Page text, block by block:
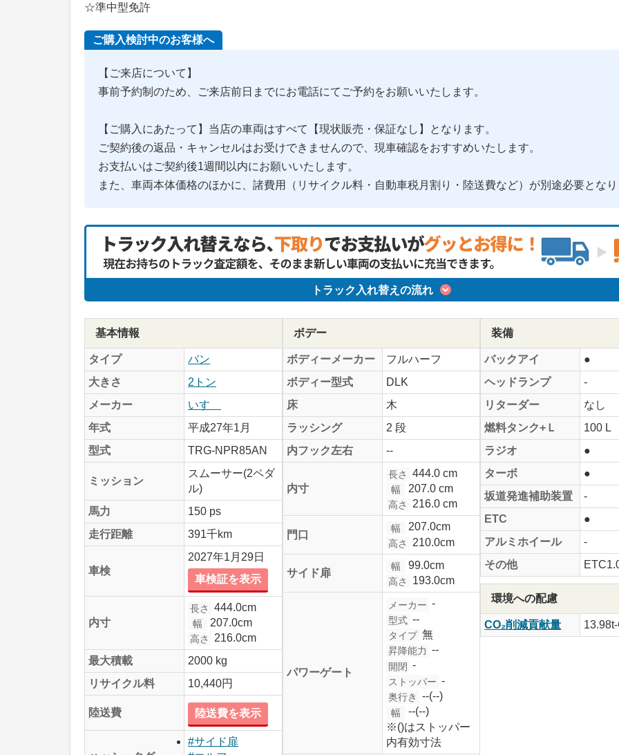
☆準中型免許
ご購入検討中のお客様へ
【ご来店について】
事前予約制のため、ご来店前日までにお電話にてご予約をお願いいたします。
【ご購入にあたって】当店の車両はすべて【現状販売・保証なし】となります。
ご契約後の返品・キャンセルはお受けできませんので、現車確認をおすすめいたします。
お支払いはご契約後1週間以内にお願いいたします。
また、車両本体価格のほかに、諸費用（リサイクル料・自動車税月割り・陸送費など）が別途必要とな
トラック入れ替えの流れ
基本情報
タイプ
バン
大きさ
2トン
メーカー
いすゞ
年式
平成27年1月
型式
TRG-NPR85AN
ミッション
スムーサー(2ペダ
ル)
馬力
150 ps
走行距離
391千km
車検
2027年1月29日
車検証を表示
内寸
長さ 444.0cm
幅 207.0cm
高さ
216.0cm
最大積載
2000 kg
リサイクル料
10,440円
陸送費 陸送費を表示
#サイド扉
ボデー
ボディーメーカー
フルハーフ
ボディー型式
DLK
床
木
ラッシング
2 段
内フック左右
--
内寸
長さ 444.0 cm
幅 207.0 cm
高さ 216.0 cm
門口
幅 207.0cm
高さ 210.0cm
サイド扉
幅 99.0cm
高さ 193.0cm
パワーゲート
メーカー -
型式 --
タイプ 無
昇降能力 --
開閉 -
ストッパー -
奥行き --(--)
幅
--(--)
※()はストッパー
内有効寸法
装備
バックアイ
●
ヘッドランプ
-
リターダー
なし
燃料タンク+Ｌ
100 L
ラジオ
●
ターボ
●
坂道発進補助装置
-
ETC
●
アルミホイール
-
その他
環境への配慮
CO₂削減貢献量